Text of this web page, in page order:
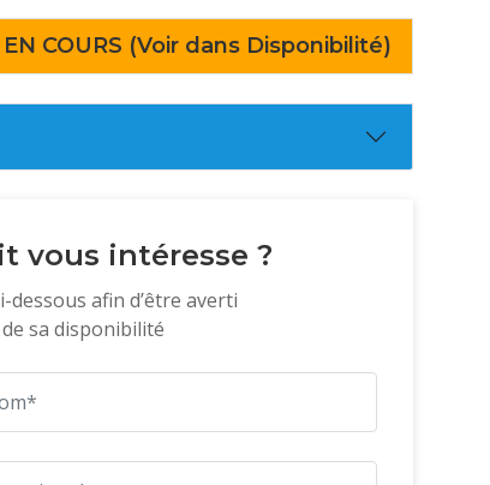
EN COURS (Voir dans Disponibilité)
vous intéresse ?
dessous afin d’être averti
sa disponibilité